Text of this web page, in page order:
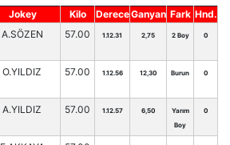
Jokey Kilo DereceGanyan Fark Hnd.
A.SÖZEN 57.00 1.12.31 2,75 2 Boy 0
O.YILDIZ 57.00 1.12.56 12,30 Burun 0
A.YILDIZ 57.00 1.12.57 6,50
Yarım
Boy
0